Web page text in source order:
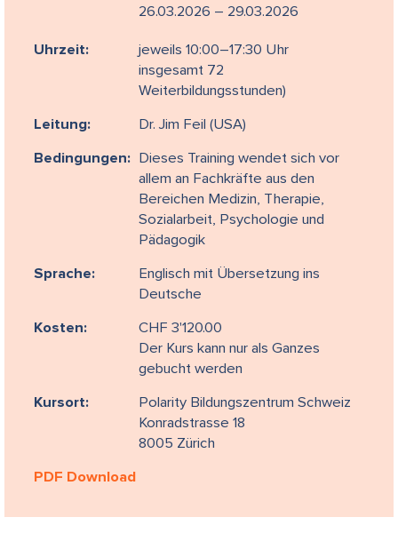
26.03.2026 – 29.03.2026
Uhrzeit:
jeweils 10:00–17:30 Uhr
insgesamt 72
Weiterbildungsstunden)
Leitung: Dr. Jim Feil (USA)
Bedingungen:
Dieses Training wendet sich vor
allem an Fachkräfte aus den
Bereichen Medizin, Therapie,
Sozialarbeit, Psychologie und
Pädagogik
Sprache:
Englisch mit Übersetzung ins
Deutsche
Kosten:
CHF 3'120.00
Der Kurs kann nur als Ganzes
gebucht werden
Kursort:
Polarity Bildungszentrum Schweiz
Konradstrasse 18
8005 Zürich
PDF Download